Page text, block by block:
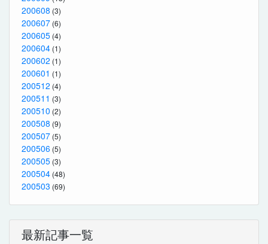
200608 (3)
200607 (6)
200605 (4)
200604 (1)
200602 (1)
200601 (1)
200512 (4)
200511 (3)
200510 (2)
200508 (9)
200507 (5)
200506 (5)
200505 (3)
200504 (48)
200503 (69)
最新記事一覧